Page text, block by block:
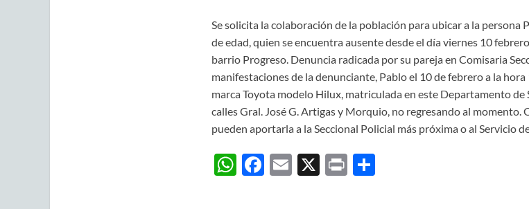
Se solicita la colaboración de la población para ubicar a la persona
de edad, quien se encuentra ausente desde el día viernes 10
barrio Progreso. Denuncia radicada por su pareja en Comisaria
manifestaciones de la denunciante, Pablo el 10 de febrero a la
marca Toyota modelo Hilux, matriculada en este Departamento
calles Gral. José G. Artigas y Morquio, no regresando al momento.
pueden aportarla a la Seccional Policial más próxima o al Servicio
WF E X P C